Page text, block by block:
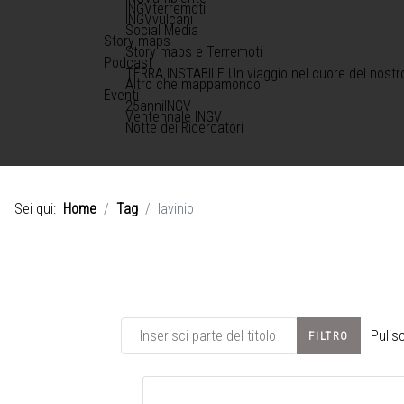
INGVterremoti
INGVvulcani
Social Media
Story maps
Story maps e Terremoti
Podcast
TERRA INSTABILE Un viaggio nel cuore del
Altro che mappamondo
Eventi
25anniINGV
Ventennale INGV
Notte dei Ricercatori
Sei qui: Home Tag lavinio
Inserisci parte del titolo FILTRO